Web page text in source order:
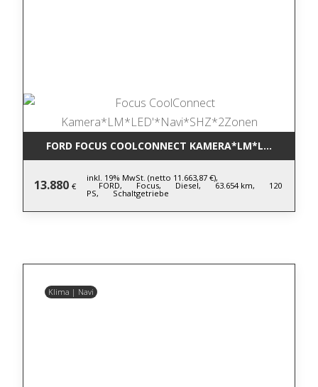
FORD FOCUS COOLCONNECT
13.880 €
inkl. 19% MwSt. (netto 11.663,87 €),
FORD, Focus, Diesel, 63.654 km, 120
PS, Schaltgetriebe
Klima | Navi